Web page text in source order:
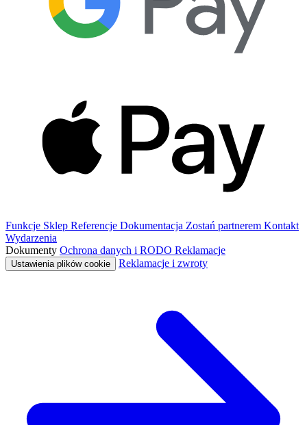
Funkcje Sklep Referencje Dokumentacja Zostań partnerem Kontakt
Wydarzenia
Dokumenty Ochrona danych i RODO Reklamacje
Ustawienia plików cookie Reklamacje i zwroty